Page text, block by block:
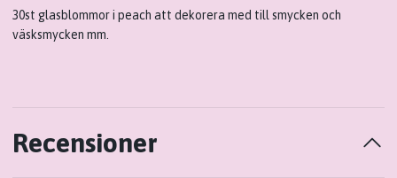
30st glasblommor i peach att dekorera med till smycken och
väsksmycken mm.
Recensioner